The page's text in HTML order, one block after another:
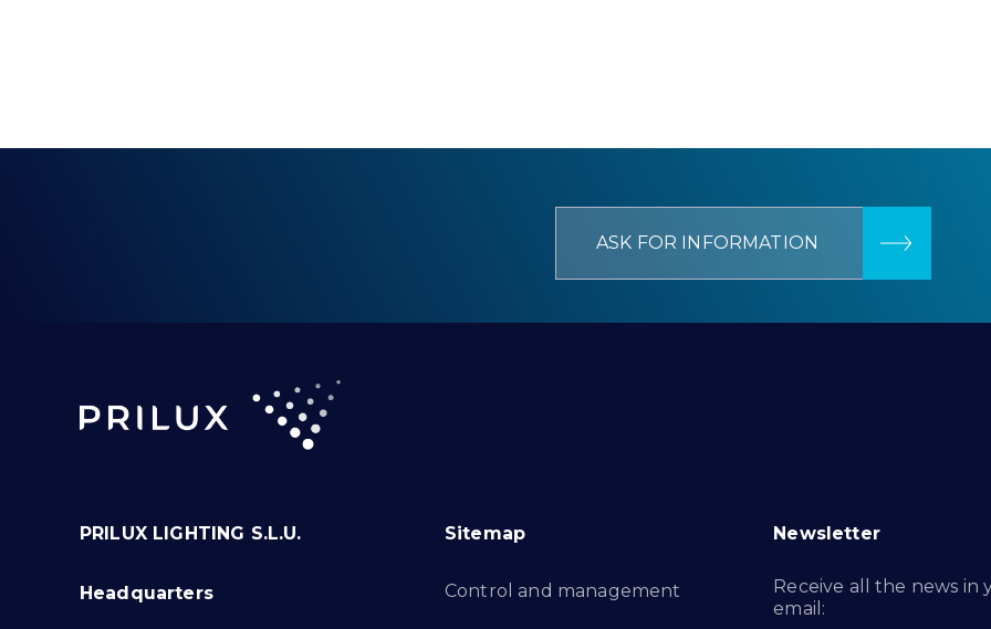
ASK FOR INFORMATION
PRILUX LIGHTING S.L.U.
Headquarters
Sitemap
Control and management
Newsletter
Receive all the news in
email: